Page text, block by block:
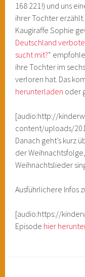
168 221!) und uns
ihrer Tochter
Kaugiraffe Sophie
Deutschland
sucht mit?“
ihre Tochter im
verloren hat. Das
herunterladen oder
[audio:http://
content/uploads/
Danach geht’s kurz
der
Weihnachtslieder
Ausführlichere Infos
[audio:https://
Episode hier